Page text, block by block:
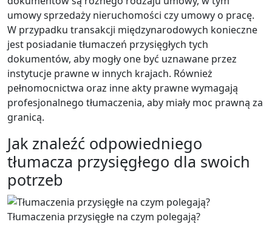
umowy sprzedaży nieruchomości czy umowy o pracę.
W przypadku transakcji międzynarodowych konieczne
jest posiadanie tłumaczeń przysięgłych tych
dokumentów, aby mogły one być uznawane przez
instytucje prawne w innych krajach. Również
pełnomocnictwa oraz inne akty prawne wymagają
profesjonalnego tłumaczenia, aby miały moc prawną za
granicą.
Jak znaleźć odpowiedniego
tłumacza przysięgłego dla swoich
potrzeb
Tłumaczenia przysięgłe na czym polegają?